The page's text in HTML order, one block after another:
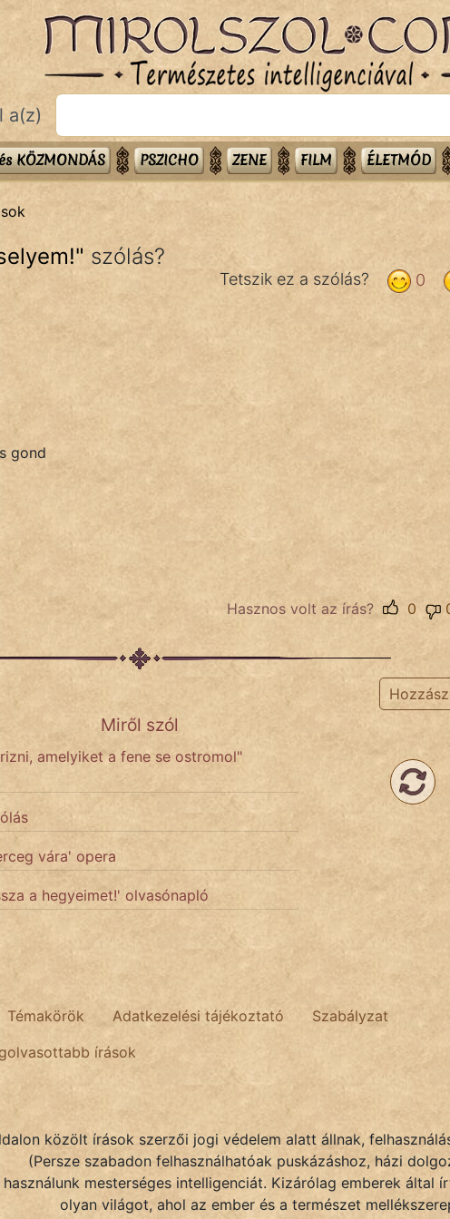
a(z)
KÖZMONDÁS PSZICHO ZENE FILM ÉLETMÓD
" szólás?
0
Tetszik ez a szólás?
gond
Hasznos volt az írás? 0
Miről szól
amelyiket a fene se ostromol"
vára' opera
a hegyeimet!' olvasónapló
Témakörök Adatkezelési tájékoztató
Szabályzat
írások
közölt írások szerzői jogi védelem alatt állnak,
(Persze szabadon felhasználhatóak puskázáshoz, házi
mesterséges intelligenciát. Kizárólag emberek által
olyan világot, ahol az ember és a természet